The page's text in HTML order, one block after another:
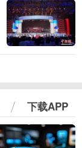
下载APP